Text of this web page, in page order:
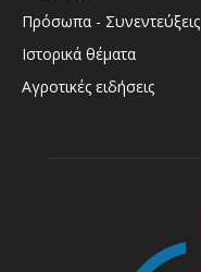
Πρόσωπα - Συνεντεύξεις
Ιστορικά θέματα
Αγροτικές ειδήσεις